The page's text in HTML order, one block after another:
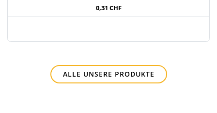
0,31 CHF
ALLE UNSERE PRODUKTE